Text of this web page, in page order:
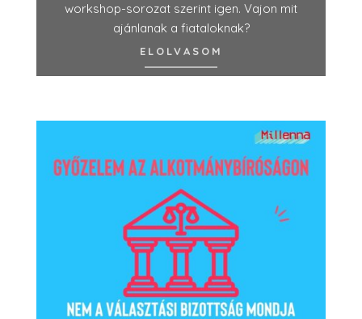
workshop-sorozat szerint igen. Vajon mit
ajánlanak a fiataloknak?
ELOLVASOM